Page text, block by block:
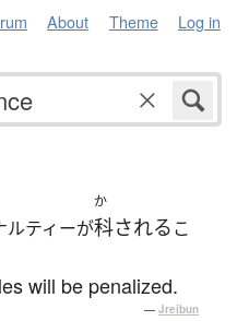
About Theme Log in
ルティーが
か
科されるこ
will be penalized.
— Jreibun